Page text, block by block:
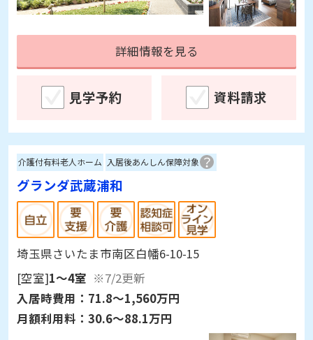
詳細情報を見る
見学予約 資料請求
介護付有料老人ホーム 入居後あんしん保障対象
グランダ武蔵浦和
埼玉県さいたま市南区白幡6-10-15
[空室]1～4室 ※7/2更新
入居時費用： 71.8～1,560万円
月額利用料： 30.6～88.1万円